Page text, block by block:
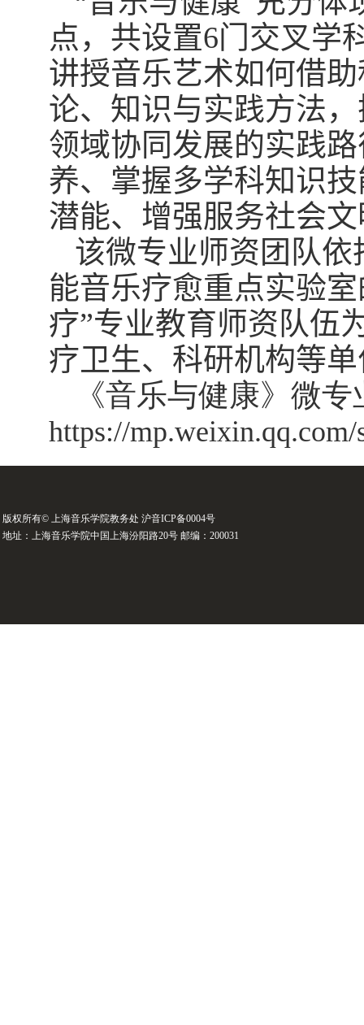
点，共设置6门交叉学
讲授音乐艺术如何借
论、知识与实践方法
领域协同发展的实践
养、掌握多学科知识
潜能、增强服务社会
该微专业师资团队依
能音乐疗愈重点实验
疗”专业教育师资队伍
疗卫生、科研机构等
《音乐与健康》微
https://
版权所有© 上海音乐学院教务处 沪音ICP备0004号
地址：上海音乐学院中国上海汾阳路20号 邮编：200031